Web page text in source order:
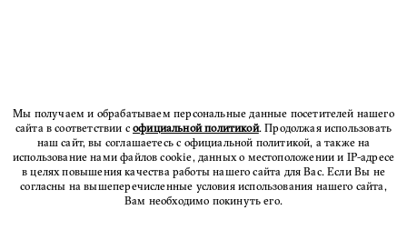
Мы получаем и обрабатываем персональные данные посетителей нашего
сайта в соответствии софициальной политикой. Продолжая использовать
наш сайт, вы соглашаетесь с официальной политикой, а также на
использование нами файлов cookie, данных о местоположении и IP-адресе
в целях повышения качества работы нашего сайта для Вас. Если Вы не
согласны на вышеперечисленные условия использования нашего сайта,
Вам необходимо покинуть его.